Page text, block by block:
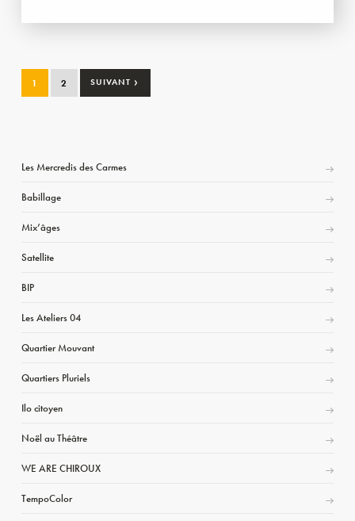
1 2 SUIVANT ›
Les Mercredis des Carmes
Babillage
Mix’âges
Satellite
BIP
Les Ateliers 04
Quartier Mouvant
Quartiers Pluriels
Ilo citoyen
Noël au Théâtre
WE ARE CHIROUX
TempoColor